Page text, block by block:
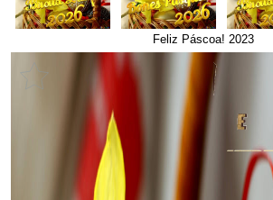
Feliz Páscoa! 2023